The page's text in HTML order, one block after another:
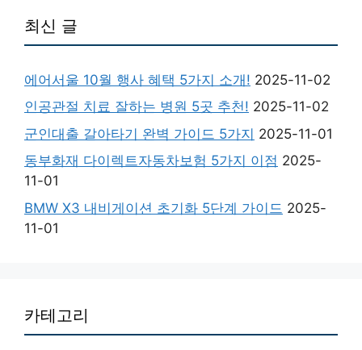
최신 글
에어서울 10월 행사 혜택 5가지 소개! 2025-11-02
인공관절 치료 잘하는 병원 5곳 추천! 2025-11-02
군인대출 갈아타기 완벽 가이드 5가지 2025-11-01
동부화재 다이렉트자동차보험 5가지 이점 2025-
11-01
BMW X3 내비게이션 초기화 5단계 가이드 2025-
11-01
카테고리